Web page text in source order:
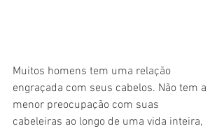
Muitos homens tem uma relação
engraçada com seus cabelos. Não tem a
menor preocupação com suas
cabeleiras ao longo de uma vida inteira,